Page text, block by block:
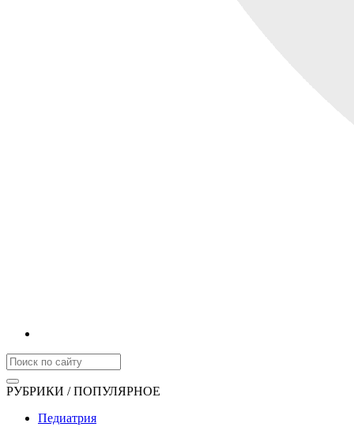
РУБРИКИ / ПОПУЛЯРНОЕ
Педиатрия